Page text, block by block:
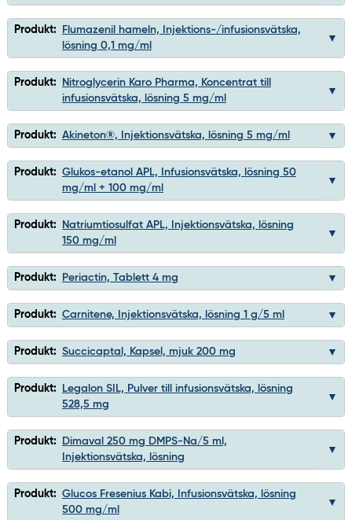
Produkt:
Flumazenil hameln, Injektions-/infusionsvätska,
lösning 0,1 mg/ml
Produkt:
Nitroglycerin Karo Pharma, Koncentrat till
infusionsvätska, lösning 5 mg/ml
Produkt: Akineton®, Injektionsvätska, lösning 5 mg/ml
Produkt: Glukos-etanol APL, Infusionsvätska, lösning 50
mg/ml + 100 mg/ml
Produkt:
Natriumtiosulfat APL, Injektionsvätska, lösning
150 mg/ml
Produkt: Periactin, Tablett 4 mg
Produkt: Carnitene, Injektionsvätska, lösning 1 g/5 ml
Produkt: Succicaptal, Kapsel, mjuk 200 mg
Produkt:
Legalon SIL, Pulver till infusionsvätska, lösning
528,5 mg
Produkt:
Dimaval 250 mg DMPS-Na/5 ml,
Injektionsvätska, lösning
Produkt: Glucos Fresenius Kabi, Infusionsvätska, lösning
500 mg/ml